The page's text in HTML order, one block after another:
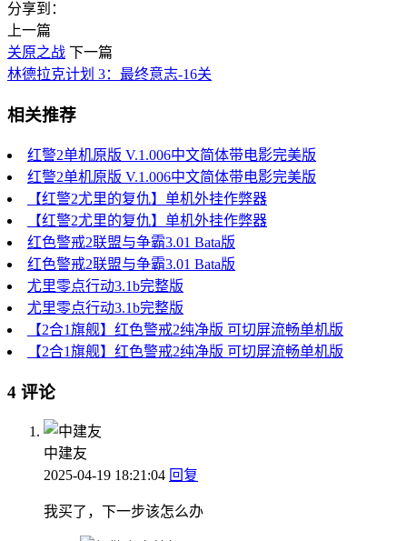
分享到：
上一篇
关原之战 下一篇
林德拉克计划 3：最终意志-16关
相关推荐
红警2单机原版 V.1.006中文简体带电影完美版
红警2单机原版 V.1.006中文简体带电影完美版
【红警2尤里的复仇】单机外挂作弊器
【红警2尤里的复仇】单机外挂作弊器
红色警戒2联盟与争霸3.01 Bata版
红色警戒2联盟与争霸3.01 Bata版
尤里零点行动3.1b完整版
尤里零点行动3.1b完整版
【2合1旗舰】红色警戒2纯净版 可切屏流畅单机版
【2合1旗舰】红色警戒2纯净版 可切屏流畅单机版
4 评论
中建友
2025-04-19 18:21:04 回复
我买了，下一步该怎么办